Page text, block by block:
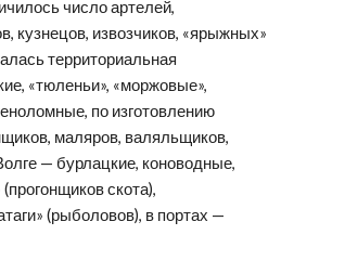
число артелей,
кузнецов, извозчиков, «ярыжных»
территориальная
«тюленьи», «моржовые»,
по изготовлению
маляров, валяльщиков,
— бурлацкие, коноводные,
скота),
(рыболовов), в портах —